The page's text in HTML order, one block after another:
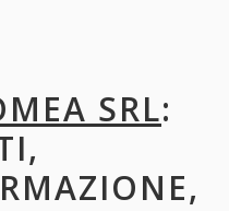
SRL: